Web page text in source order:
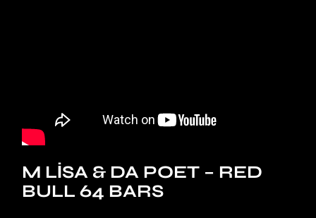
M LISA & DA POET – RED
BULL 64 BARS